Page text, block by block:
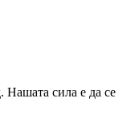
Нашата сила е да се